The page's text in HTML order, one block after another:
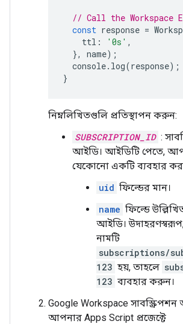
// Call the Workspace
const response =
ttl : '0s' ,
},
name);
console. log(response);
}
নিম্নলিখিতগুলি প্রতিস্থাপন করুন:
SUBSCRIPTION_ID :
আইডি। আইডিটি পেতে,
যেকোনো একটি ব্যবহার
uid ফিল্ডের মান।
name ফিল্ডে
আইডি। উদাহরণস্বরূপ,
নামটি
subscriptions/
123 হয়, তাহলে
123 ব্যবহার করুন।
Google Workspace
আপনার Apps Script প্রজেক্টে